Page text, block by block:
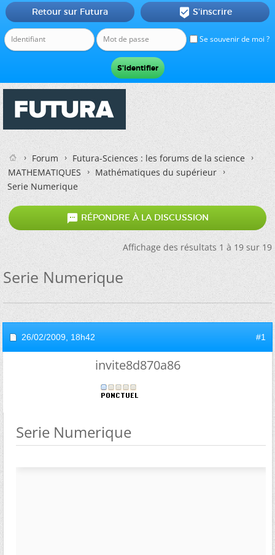
Se souvenir de moi ?
Retour sur Futura  S'inscrire
Forum
Futura-Sciences : les forums de la science
MATHEMATIQUES
Mathématiques du supérieur
Serie Numerique
 RÉPONDRE À LA DISCUSSION
Affichage des résultats 1 à 19 sur 19
Serie Numerique
26/02/2009, 18h42 #1
invite8d870a86
Serie Numerique